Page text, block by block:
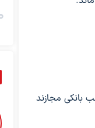
بانکی مجازند